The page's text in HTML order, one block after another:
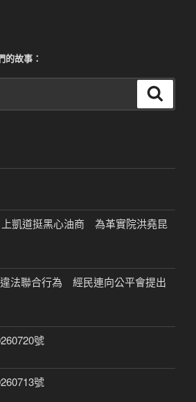
的故事：
上凱道挺黑心油商 為革實院洪堯昆
法聯合行為 經民連向公平會提出
號
號